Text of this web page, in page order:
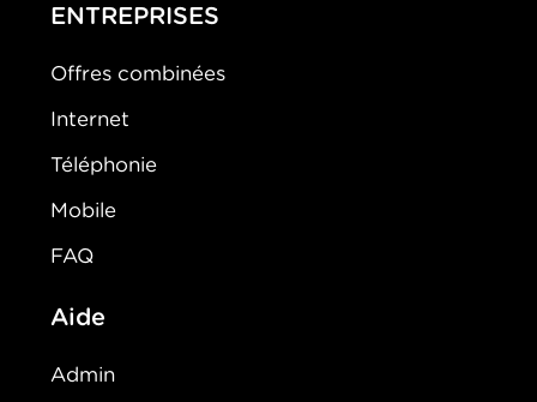
ENTREPRISES
Offres combinées
Internet
Téléphonie
Mobile
FAQ
Aide
Admin